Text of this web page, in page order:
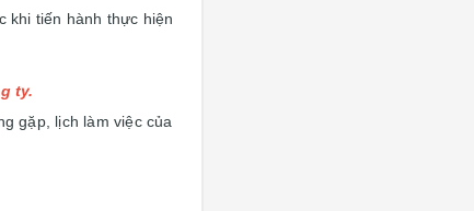
khi tiến hành thực hiện
ty.
gặp, lịch làm việc của